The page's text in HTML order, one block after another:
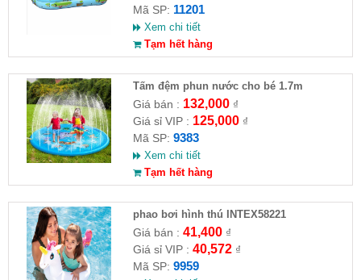
Mã SP: 11201
Xem chi tiết
Tạm hết hàng
Tấm đệm phun nước cho bé 1.7m
Giá bán : 132,000₫
Giá sỉ VIP : 125,000₫
Mã SP: 9383
Xem chi tiết
Tạm hết hàng
phao bơi hình thú INTEX58221
Giá bán : 41,400₫
Giá sỉ VIP : 40,572₫
Mã SP: 9959